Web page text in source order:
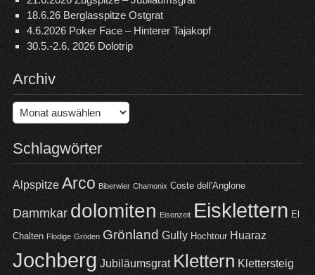
18.6.26 Berglasspitze Ostgrat
4.6.2026 Poker Face – Hinterer Tajakopf
30.5.-2.6. 2026 Dolotrip
Archiv
Archiv
Schlagwörter
Alpspitze Arco Biberwier Chamonix Coste dell'Anglone
Dammkar dolomiten Eisenzeit Eisklettern El
Chalten Flodige Gröden Grönland Gully Hochtour Huaraz
Jochberg Jubiläumsgrat Klettern Klettersteig